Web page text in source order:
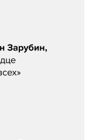
сердце